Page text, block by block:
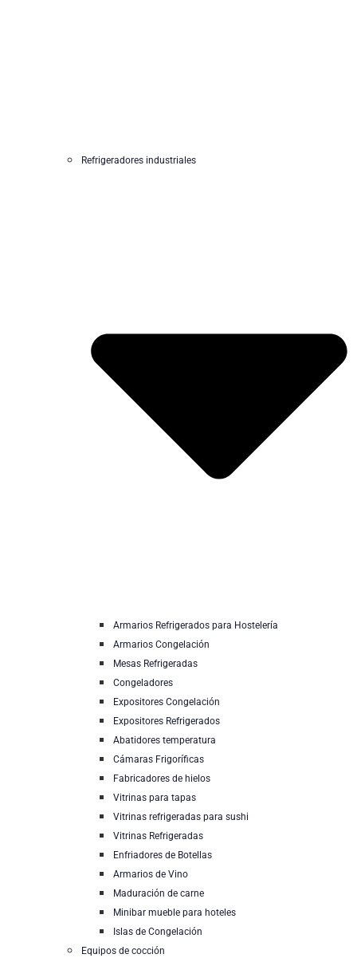
Refrigeradores industriales
Armarios Refrigerados para Hostelería
Armarios Congelación
Mesas Refrigeradas
Congeladores
Expositores Congelación
Expositores Refrigerados
Abatidores temperatura
Cámaras Frigoríficas
Fabricadores de hielos
Vitrinas para tapas
Vitrinas refrigeradas para sushi
Vitrinas Refrigeradas
Enfriadores de Botellas
Armarios de Vino
Maduración de carne
Minibar mueble para hoteles
Islas de Congelación
Equipos de cocción